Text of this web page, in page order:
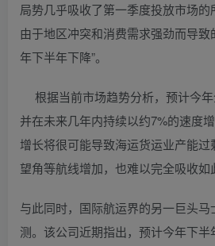
局势几乎吸收了第一季度投放市场的
由于地区冲突和消费需求强劲而导致
年下半年下降”。
根据当前市场趋势分析，预计今年
并在未来几年内持续以约7%的速度
增长将很可能导致海运货运业产能
望角等航线增加，也难以完全吸收如
与此同时，国际航运界的另一巨头
测。该公司近期指出，预计今年下